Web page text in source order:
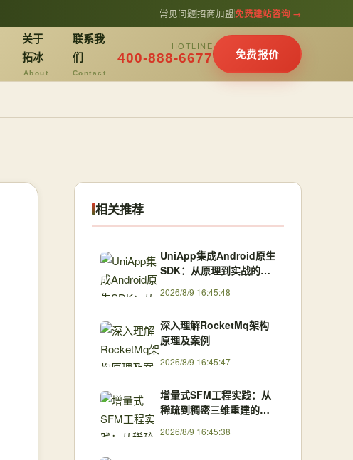
常见问题招商加盟免费建站咨询 →
关于
拓冰
About
联系我
们
Contact
HOTLINE
400-888-6677 免费报价
相关推荐
UniApp集成Android原生
SDK：从原理到实战的完
2026/8/9 16:45:48
深入理解RocketMq架构
原理及案例
2026/8/9 16:45:47
增量式SFM工程实践：从
稀疏到稠密三维重建的核
2026/8/9 16:45:38